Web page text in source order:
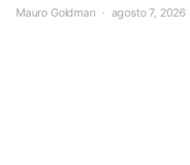
Mauro Goldman agosto 7, 2026